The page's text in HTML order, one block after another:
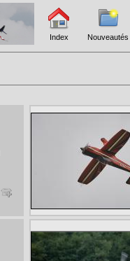
Index Nouveautés